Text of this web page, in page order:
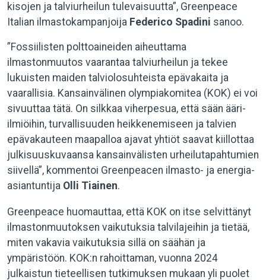
kisojen ja talviurheilun tulevaisuutta”, Greenpeace
Italian ilmastokampanjoija Federico Spadini sanoo.
”Fossiilisten polttoaineiden aiheuttama
ilmastonmuutos vaarantaa talviurheilun ja tekee
lukuisten maiden talviolosuhteista epävakaita ja
vaarallisia. Kansainvälinen olympiakomitea (KOK) ei voi
sivuuttaa tätä. On silkkaa viherpesua, että sään ääri-
ilmiöihin, turvallisuuden heikkenemiseen ja talvien
epävakauteen maapalloa ajavat yhtiöt saavat kiillottaa
julkisuuskuvaansa kansainvälisten urheilutapahtumien
siivellä”, kommentoi Greenpeacen ilmasto- ja energia-
asiantuntija Olli Tiainen.
Greenpeace huomauttaa, että KOK on itse selvittänyt
ilmastonmuutoksen vaikutuksia talvilajeihin ja tietää,
miten vakavia vaikutuksia sillä on säähän ja
ympäristöön. KOK:n rahoittaman, vuonna 2024
julkaistun tieteellisen tutkimuksen mukaan yli puolet